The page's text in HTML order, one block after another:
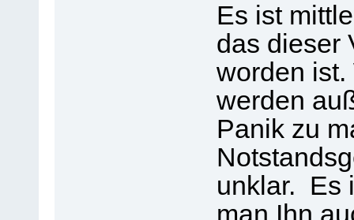
Es ist
das dieser
worden
werden
Panik zu
unklar. Es